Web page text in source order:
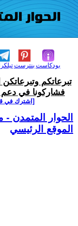
بنترست بودكاست
تبرعاتكم وتبرعاتكن
فشاركونا في دعم
[اشترك في
الحوار المتمدن -
الموقع الرئيسي